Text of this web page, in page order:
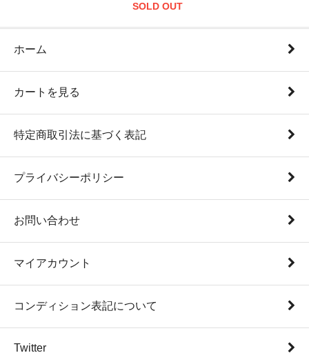
SOLD OUT
ホーム
カートを見る
特定商取引法に基づく表記
プライバシーポリシー
お問い合わせ
マイアカウント
コンディション表記について
Twitter